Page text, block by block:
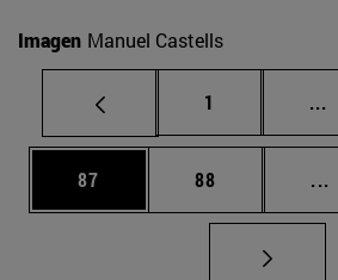
Imagen Manuel Castells
Página
1 ...
Página
87 Página
88 ...